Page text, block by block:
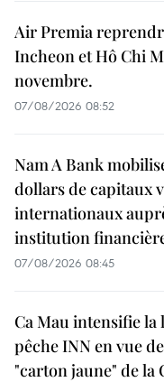
Air Premia
Incheon et Hô Chi
novembre.
07/08/2026 08:52
Nam A Bank
dollars de capitaux
internationaux
institution
07/08/2026 08:45
Ca Mau intensifie la
pêche INN en vue
"carton jaune" de la